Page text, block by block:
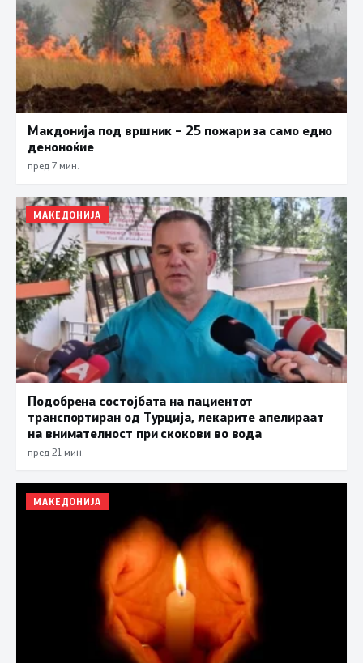
Макдонија под вршник – 25 пожари за само едно
деноноќие
пред 7 мин.
МАКЕДОНИЈА
Подобрена состојбата на пациентот
транспортиран од Турција, лекарите апелираат
на внимателност при скокови во вода
пред 21 мин.
МАКЕДОНИЈА